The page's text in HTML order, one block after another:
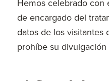
Hemos celebrado con
de encargado del
datos de los visitantes
prohíbe su divulgación